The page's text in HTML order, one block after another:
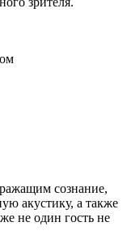
сознание,
акустику, а также
не один гость не